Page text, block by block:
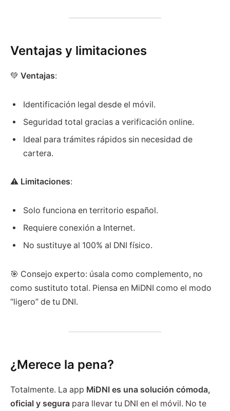
Ventajas y limitaciones
💚 Ventajas:
Identificación legal desde el móvil.
Seguridad total gracias a verificación online.
Ideal para trámites rápidos sin necesidad de
cartera.
⚠️ Limitaciones:
Solo funciona en territorio español.
Requiere conexión a Internet.
No sustituye al 100% al DNI físico.
🎯 Consejo experto: úsala como complemento, no
como sustituto total. Piensa en MiDNI como el modo
“ligero” de tu DNI.
¿Merece la pena?
Totalmente. La app MiDNI es una solución cómoda,
oficial y segura para llevar tu DNI en el móvil. No te